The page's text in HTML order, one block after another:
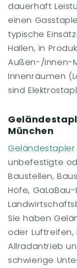
dauerhaft
einen
typische
Hallen, in
Außen-/Innen-
Innenräumen
sind
München
Geländestapler
unbefestigte
Baustellen,
Höfe,
Sie haben
oder
Allradantrieb
schwierige